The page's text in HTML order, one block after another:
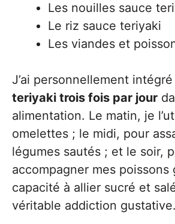
Les nouilles sauce
Le riz sauce teriyaki
Les viandes et
J’ai personnellement intégré
teriyaki trois fois par jour
alimentation. Le matin, je
omelettes ; le midi, pour
légumes sautés ; et le soir,
accompagner mes poissons
capacité à allier sucré et
véritable addiction gustative.